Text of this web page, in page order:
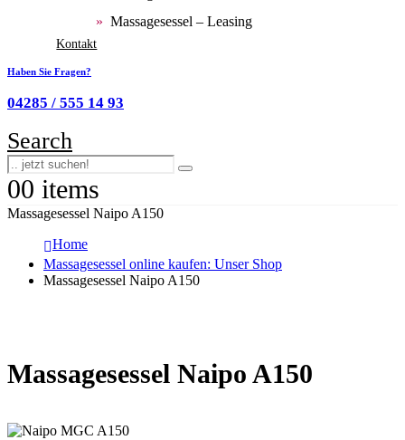
Massagesessel – Leasing
Kontakt
Haben Sie Fragen?
04285 / 555 14 93
Search
00 items
Massagesessel Naipo A150
Home
Massagesessel online kaufen: Unser Shop
Massagesessel Naipo A150
Massagesessel Naipo A150